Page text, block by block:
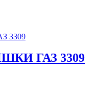
ГАЗ 3309